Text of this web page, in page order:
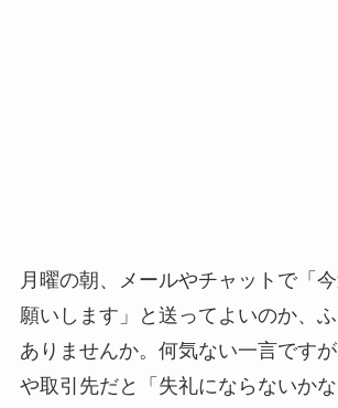
月曜の朝、メールやチャットで「
願いします」と送ってよいのか、
ありませんか。何気ない一言です
や取引先だと「失礼にならないか